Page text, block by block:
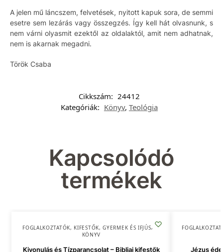
A jelen mű láncszem, felvetések, nyitott kapuk sora, de semmi
esetre sem lezárás vagy összegzés. Így kell hát olvasnunk, s
nem várni olyasmit ezektől az oldalaktól, amit nem adhatnak,
nem is akarnak megadni.
Török Csaba
Cikkszám: 24412
Kategóriák: Könyv, Teológia
Kapcsolódó
termékek
FOGLALKOZTATÓK, KIFESTŐK,GYERMEK ÉS IFJÚSÁG,
KÖNYV
Kivonulás és Tízparancsolat – Bibliai kifestők
Jézus